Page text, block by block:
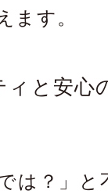
ます。
ィと安心
は？」